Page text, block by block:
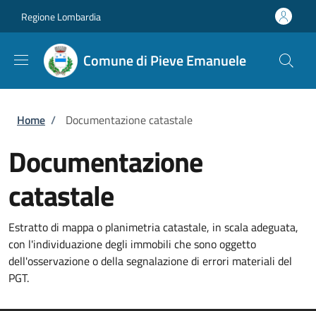
Regione Lombardia
Comune di Pieve Emanuele
Briciole di pane
Home / Documentazione catastale
Documentazione
catastale
Estratto di mappa o planimetria catastale, in scala adeguata,
con l'individuazione degli immobili che sono oggetto
dell'osservazione o della segnalazione di errori materiali del
PGT.